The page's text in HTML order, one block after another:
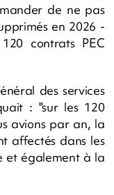
de ne pas
en 2026 -
contrats PEC
des services
: "sur les 120
avions par an, la
affectés dans les
et également à la